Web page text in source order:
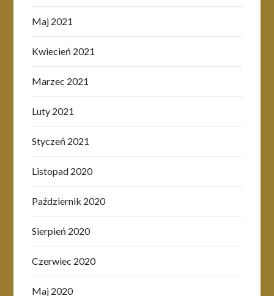
Maj 2021
Kwiecień 2021
Marzec 2021
Luty 2021
Styczeń 2021
Listopad 2020
Październik 2020
Sierpień 2020
Czerwiec 2020
Maj 2020